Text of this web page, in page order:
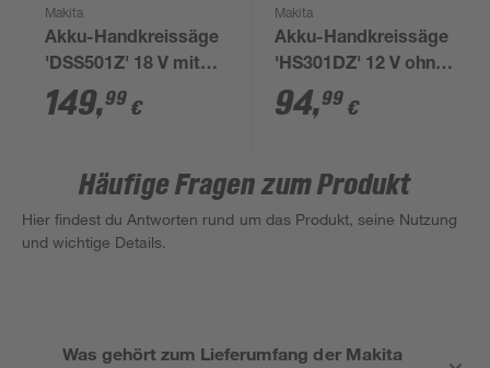
Makita
Akku-Handkreissäge
'DSS501Z' 18 V mit
LED, ohne Akku
149,99 €
Makita
Akku-Handkreissäge
'HS301DZ' 12 V ohne
Akku, Ø 85 mm
94,99 €
Häufige Fragen zum Produkt
Hier findest du Antworten rund um das Produkt, seine Nutzung
und wichtige Details.
Was gehört zum Lieferumfang der Makita